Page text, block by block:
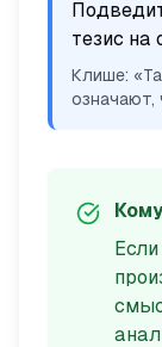
тезис на
Клише:
означают,